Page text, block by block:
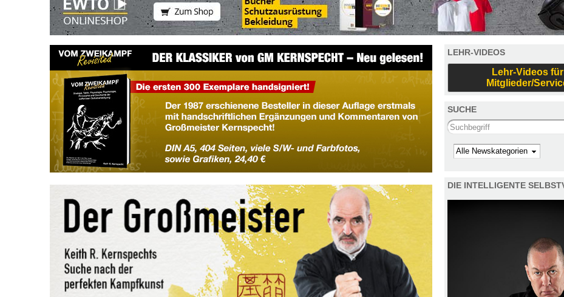
LEHR-VIDEOS
Lehr-Videos
Mitglieder/
SUCHE
Search this site
Kategorie
DIE INTELLIGENTE